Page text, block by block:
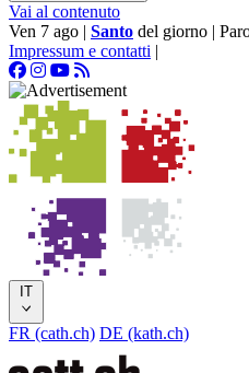
Vai al contenuto
Ven 7 ago | Santo del giorno |
Impressum e contatti |
IT
FR (cath.ch) DE (kath.ch)